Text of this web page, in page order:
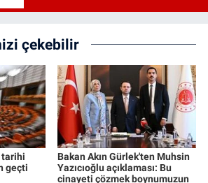
çekebilir
tarihi
geçti
Bakan Akın Gürlek'ten Muhsin
Yazıcıoğlu açıklaması: Bu
cinayeti çözmek boynumuzun